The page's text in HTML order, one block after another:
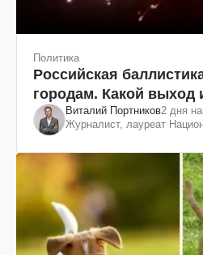
Политика
Российская
городам. Какой выход
Виталий Портников2 дня
Журналист, лауреат